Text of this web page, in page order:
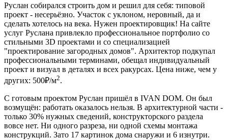
Руслан собирался строить дом и решил для себя: типовой
проект - несерьёзно. Участок с уклоном, неровный, да и
сделать хотелось на века. Нужен проектировщик! На сайте
услуг Руслана привлекло профессиональное портфолио со
стильными 3D проектами и со специализацией
"проектирование загородных домов". Архитектор подкупал
профессиональными терминами, обещал индивидуальный
проект и визуал в деталях и всех ракурсах. Цена ниже, чем у
других: 500₽/м2.
С готовым проектом Руслан пришёл в IVAN DOM. Он был
возмущён: работать оказалось нельзя. В архитектурной части -
только 30% нужных сведений, конструкторского раздела
вовсе нет. Ни одного разреза, ни одной схемы монтажа
конструкций. Зато 17 картинок дома снаружи и 6 изнутри.